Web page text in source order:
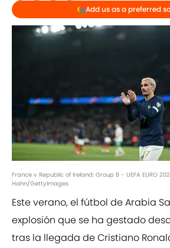
Add us as a preferred
France v Republic of Ireland: Group B - UEFA EURO
Hahn/GettyImages
Este verano, el fútbol de Arabia
explosión que se ha gestado
tras la llegada de Cristiano